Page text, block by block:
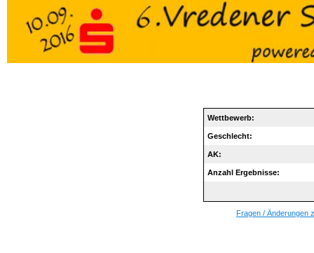
Wettbewerb:
Geschlecht:
AK:
Anzahl Ergebnisse:
Fragen / Änderungen